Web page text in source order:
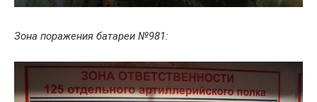
Зона поражения батареи №981: